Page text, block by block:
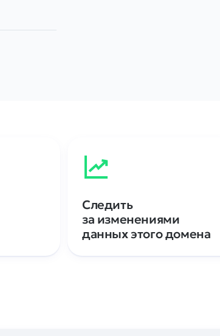
Следить
за изменениями
данных этого домена